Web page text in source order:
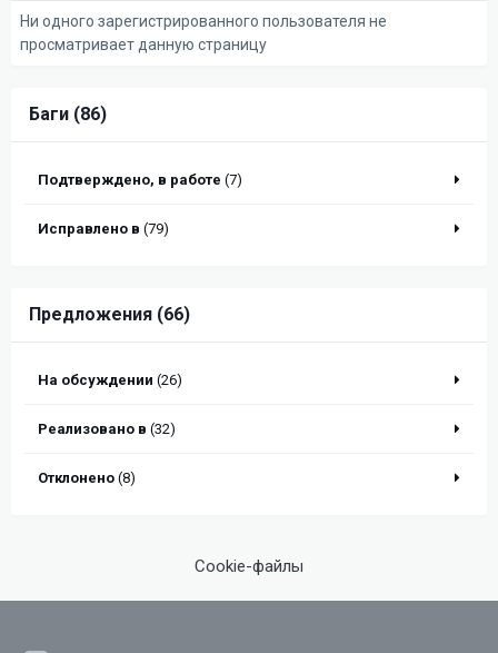
Ни одного зарегистрированного пользователя не
просматривает данную страницу
Баги (86)
Подтверждено, в работе (7)
Исправлено в (79)
Предложения (66)
На обсуждении (26)
Реализовано в (32)
Отклонено (8)
Cookie-файлы